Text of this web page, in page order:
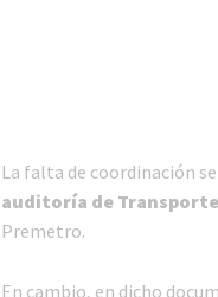
La falta de coordinación
auditoría de
Premetro.
En cambio, en dicho